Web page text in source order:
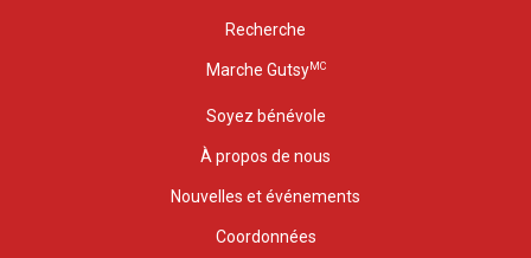
Recherche
Marche GutsyMC
Soyez bénévole
À propos de nous
Nouvelles et événements
Coordonnées